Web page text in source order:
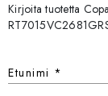
Kirjoita tuotetta
Etunimi *